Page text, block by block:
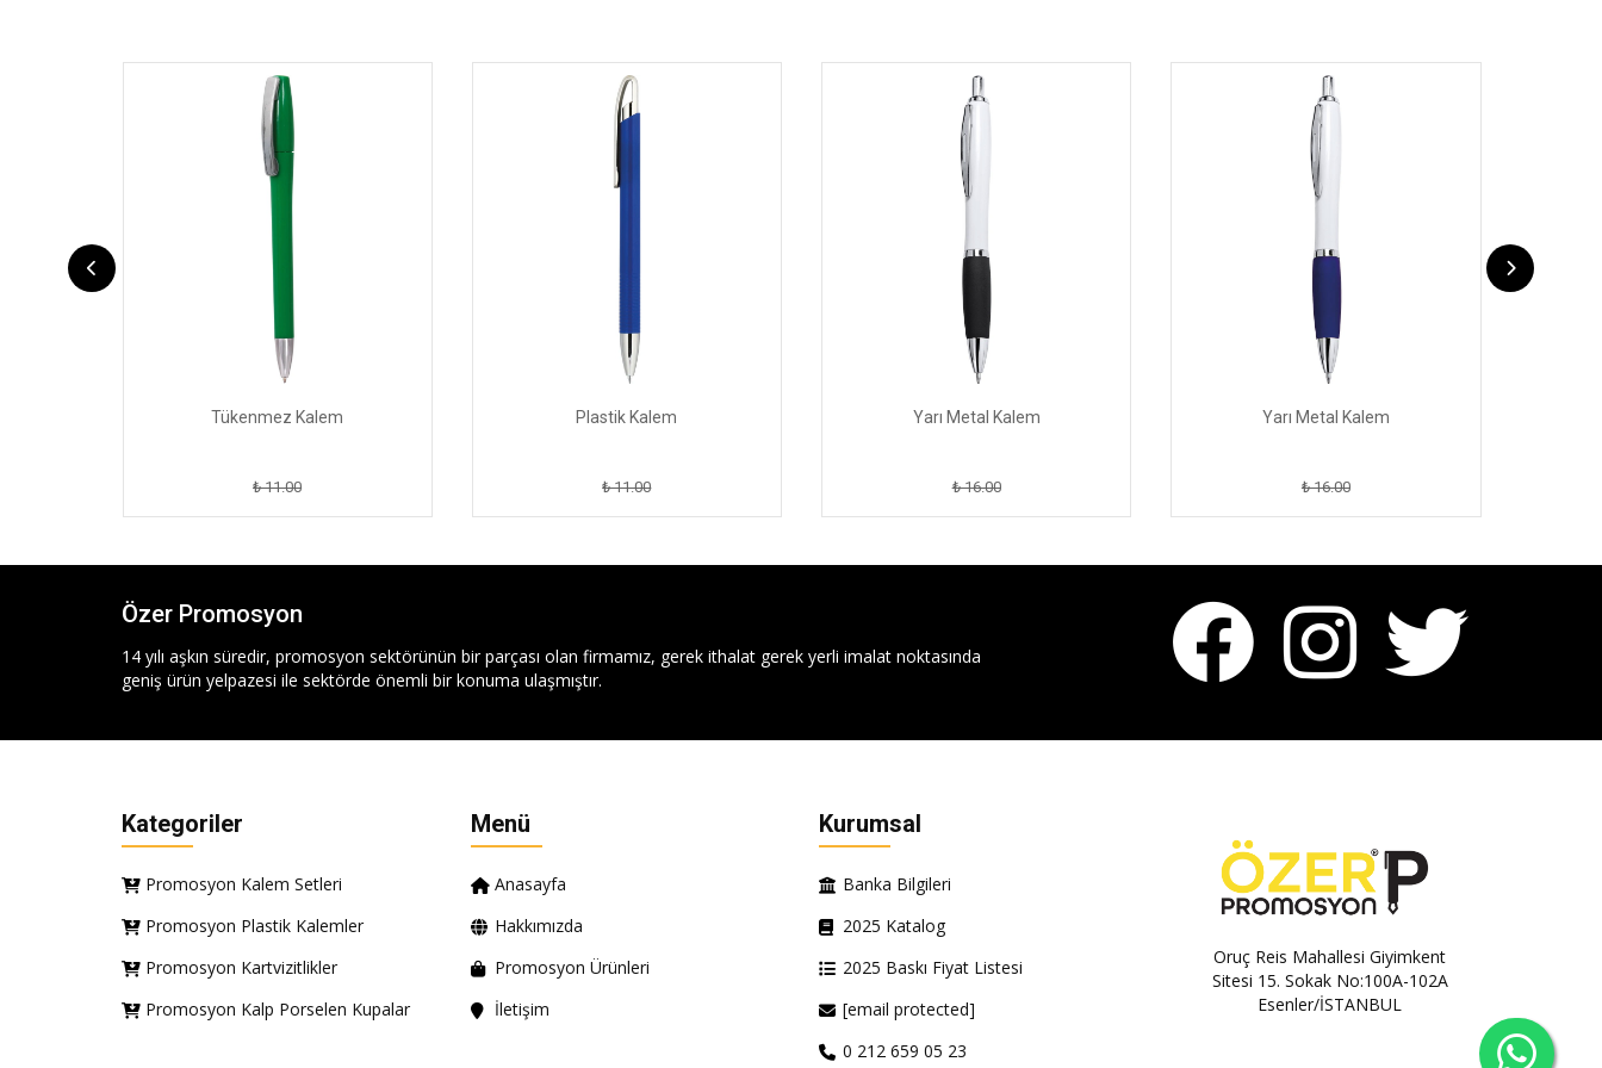
Tükenmez Kalem
₺ 11.00
Plastik Kalem
₺ 11.00
Yarı Metal Kalem
₺ 16.00
Yarı Metal Kalem
₺ 16.00
Özer Promosyon
14 yılı aşkın süredir, promosyon sektörünün bir parçası olan firmamız, gerek ithalat gerek yerli imalat noktasında
geniş ürün yelpazesi ile sektörde önemli bir konuma ulaşmıştır.
Kategoriler
Promosyon Kalem Setleri
Promosyon Plastik Kalemler
Promosyon Kartvizitlikler
Promosyon Kalp Porselen Kupalar
Menü
Anasayfa
Hakkımızda
Promosyon Ürünleri
İletişim
Kurumsal
Banka Bilgileri
2025 Katalog
2025 Baskı Fiyat Listesi
[email protected]
0 212 659 05 23
Oruç Reis Mahallesi Giyimkent
Sitesi 15. Sokak No:100A-102A
Esenler/İSTANBUL